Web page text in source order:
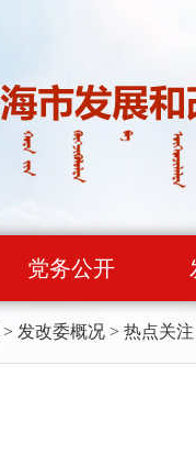
党务公开
> 发改委概况 > 热点关注